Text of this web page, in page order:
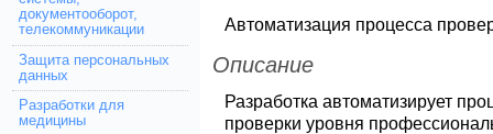
документооборот,
телекоммуникации
Защита персональных
данных
Разработки для
медицины
Автоматизация процесса
Описание
Разработка автоматизирует
проверки уровня